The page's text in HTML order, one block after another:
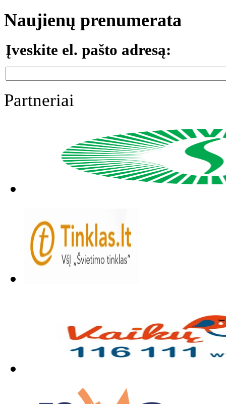
Naujienų prenumerata
Įveskite el. pašto adresą:
Partneriai